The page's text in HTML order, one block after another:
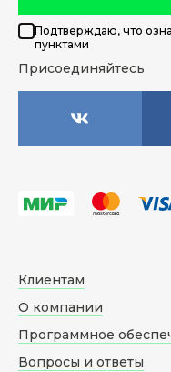
Подтверждаю, что
пунктами
Присоединяйтесь
Клиентам
О компании
Программное
Вопросы и ответы